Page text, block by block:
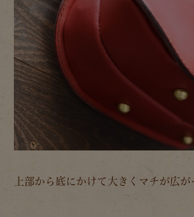
上部から底にかけて大きくマチが広が